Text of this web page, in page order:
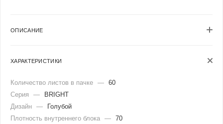
ОПИСАНИЕ
ХАРАКТЕРИСТИКИ
Количество листов в пачке — 60
Серия
—
BRIGHT
Дизайн —
Голубой
Плотность внутреннего блока — 70